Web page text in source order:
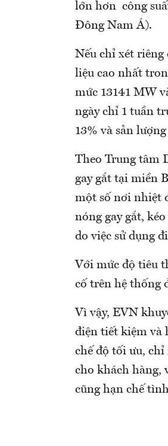
lớn hơn công
Đông Nam Á).
Nếu chỉ xét
liệu cao nhất
mức 13141 MW
ngày chỉ 1 tuần
13% và sản
Theo Trung tâm
gay gắt tại miền
một số nơi nhiệt
nóng gay gắt,
do việc sử dụng
Với mức độ tiêu
cố trên hệ thống
Vì vậy, EVN
điện tiết kiệm và
chế độ tối ưu, chỉ
cho khách hàng,
cũng hạn chế